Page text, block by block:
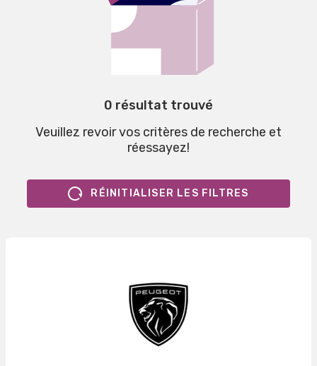
0 résultat trouvé
Veuillez revoir vos critères de recherche et
réessayez!
RÉINITIALISER LES FILTRES